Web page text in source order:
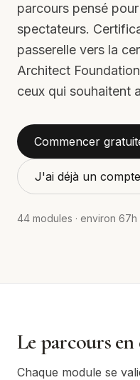
parcours pensé
spectateurs.
passerelle vers la
Architect
ceux qui souhaitent
Commencer
J'ai déjà un compte
44 modules · environ 67h
Le parcours
Chaque module se